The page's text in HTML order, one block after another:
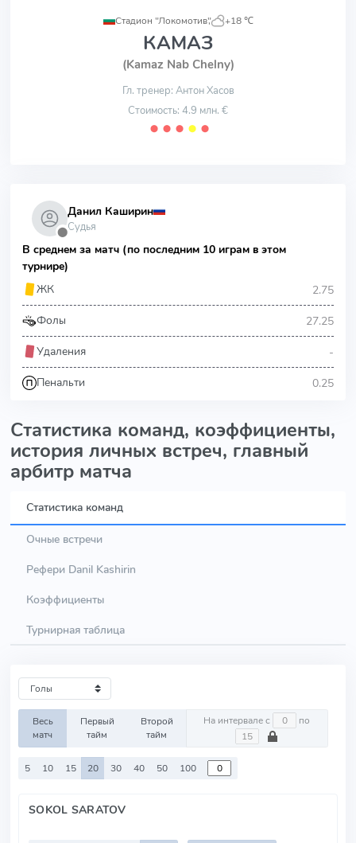
Стадион "Локомотив"
, +18 ℃
КАМАЗ
(Kamaz Nab Chelny)
Гл. тренер: Антон Хасов
Стоимость: 4.9 млн. €
⬤ ⬤ ⬤ ⬤ ⬤
⬤
Данил Каширин
Судья
В среднем за матч (по последним 10 играм в этом
турнире)
ЖК
2.75
Фолы 27.25
Удаления -
Пенальти 0.25
Статистика команд, коэффициенты,
история личных встреч, главный
арбитр матча
Статистика команд
Очные встречи
Рефери Danil Kashirin
Коэффициенты
Турнирная таблица
Весь
матч
Первый
тайм
Второй
тайм
На интервале с по
5 10 15 20 30 40 50 100
SOKOL SARATOV